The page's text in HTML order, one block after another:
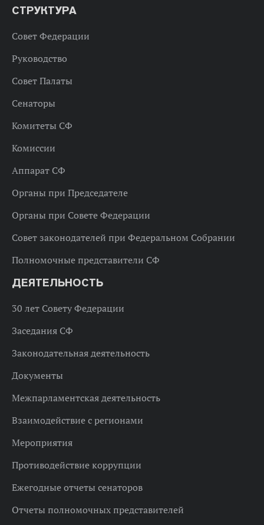
СТРУКТУРА
Совет Федерации
Руководство
Совет Палаты
Сенаторы
Комитеты СФ
Комиссии
Аппарат СФ
Органы при Председателе
Органы при Совете Федерации
Совет законодателей при Федеральном Собрании
Полномочные представители СФ
ДЕЯТЕЛЬНОСТЬ
30 лет Совету Федерации
Заседания СФ
Законодательная деятельность
Документы
Межпарламентская деятельность
Взаимодействие с регионами
Мероприятия
Противодействие коррупции
Ежегодные отчеты сенаторов
Отчеты полномочных представителей